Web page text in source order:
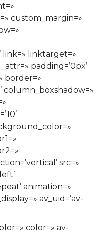
custom_margin=»
link=» linktarget=»
padding=’0px’
border=»
column_boxshadow=»
src=»
animation=»
av_uid=’av-
color=» av-